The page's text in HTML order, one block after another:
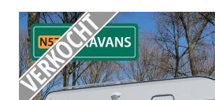
Export
Contact